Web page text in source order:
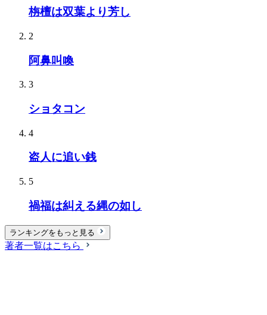
栴檀は双葉より芳し
2
阿鼻叫喚
3
ショタコン
4
盗人に追い銭
5
禍福は糾える縄の如し
ランキングをもっと見る
著者一覧はこちら